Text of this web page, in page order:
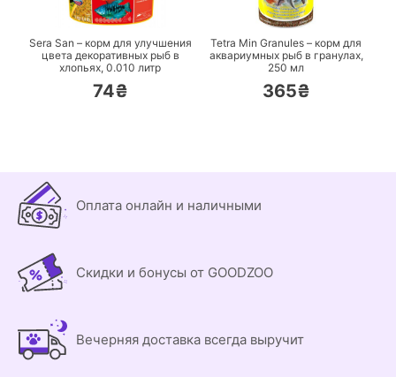
ПЕРЕЙТИ
Sera San – корм для улучшения
цвета декоративных рыб в
хлопьях, 0.010 литр
74₴
ПЕРЕЙТИ
Tetra Min Granules – корм для
аквариумных рыб в гранулах,
250 мл
365₴
Оплата онлайн и наличными
Скидки и бонусы от GOODZOO
Вечерняя доставка всегда выручит